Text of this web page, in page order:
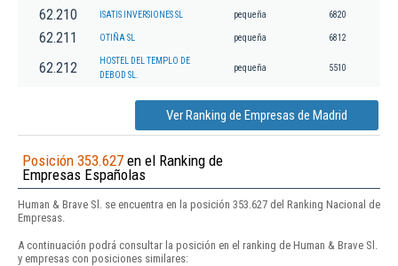
62.210 ISATIS INVERSIONES SL pequeña 6820
62.211 OTIÑA SL pequeña 6812
62.212
HOSTEL DEL TEMPLO DE
DEBOD SL.
pequeña 5510
Ver Ranking de Empresas de Madrid
Posición 353.627 en el Ranking de
Empresas Españolas
Human & Brave Sl. se encuentra en la posición 353.627 del Ranking Nacional de
Empresas.
A continuación podrá consultar la posición en el ranking de Human & Brave Sl.
y empresas con posiciones similares: